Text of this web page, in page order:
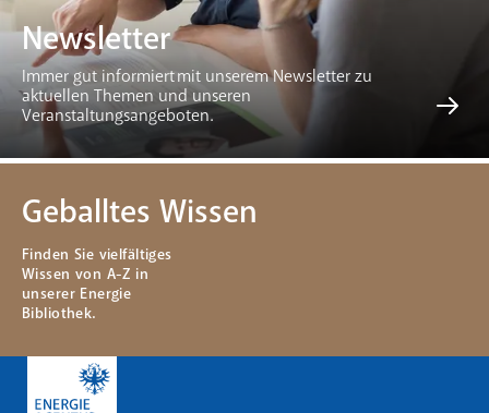
Newsletter
Immer gut informiert mit unserem Newsletter zu
aktuellen Themen und unseren
Veranstaltungsangeboten.
Geballtes Wissen
Finden Sie vielfältiges
Wissen von A-Z in
unserer Energie
Bibliothek.